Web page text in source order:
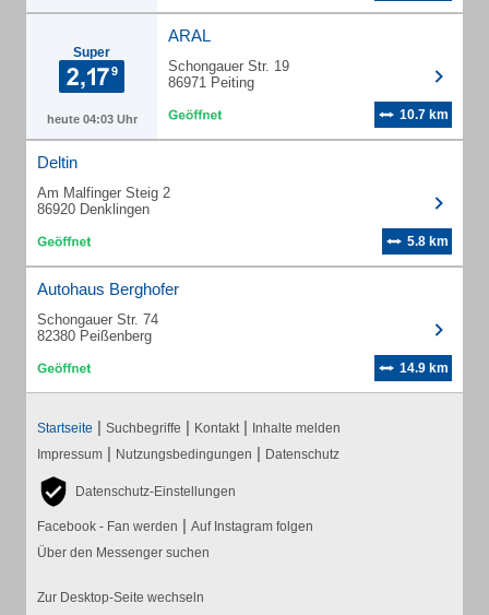
Super
heute 04:03 Uhr
ARAL
Schongauer Str. 19
86971 Peiting
10.7 km
Deltin
Am Malfinger Steig 2
86920 Denklingen
5.8 km
Autohaus Berghofer
Schongauer Str. 74
82380 Peißenberg
14.9 km
Startseite | Suchbegriffe | Kontakt | Inhalte melden
Impressum | Nutzungsbedingungen | Datenschutz
Datenschutz-Einstellungen
Facebook - Fan werden | Auf Instagram folgen
Über den Messenger suchen
Zur Desktop-Seite wechseln